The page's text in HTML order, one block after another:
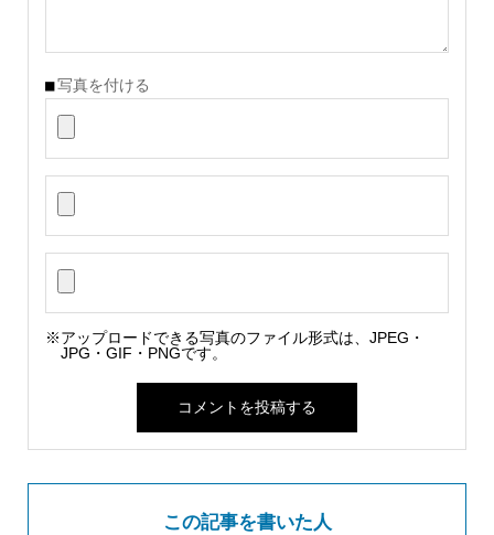
写真を付ける
※アップロードできる写真のファイル形式は、JPEG・
JPG・GIF・PNGです。
この記事を書いた人